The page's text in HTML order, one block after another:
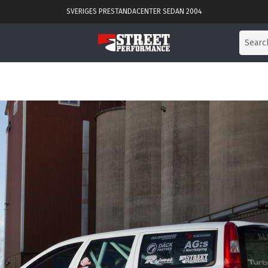
SVERIGES PRESTANDACENTER SEDAN 2004